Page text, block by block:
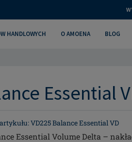
HANDLOWYCH O AMOENA BLOG
Essential
VD225 Balance Essential VD
Essential Volume Delta –